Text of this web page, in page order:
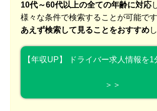
10代～60代以上の全ての年齢に対応
様々な条件で検索することが可能です
あえず検索して見ることをおすすめ
【年収UP】 ドライバー求人情報を1
＞＞